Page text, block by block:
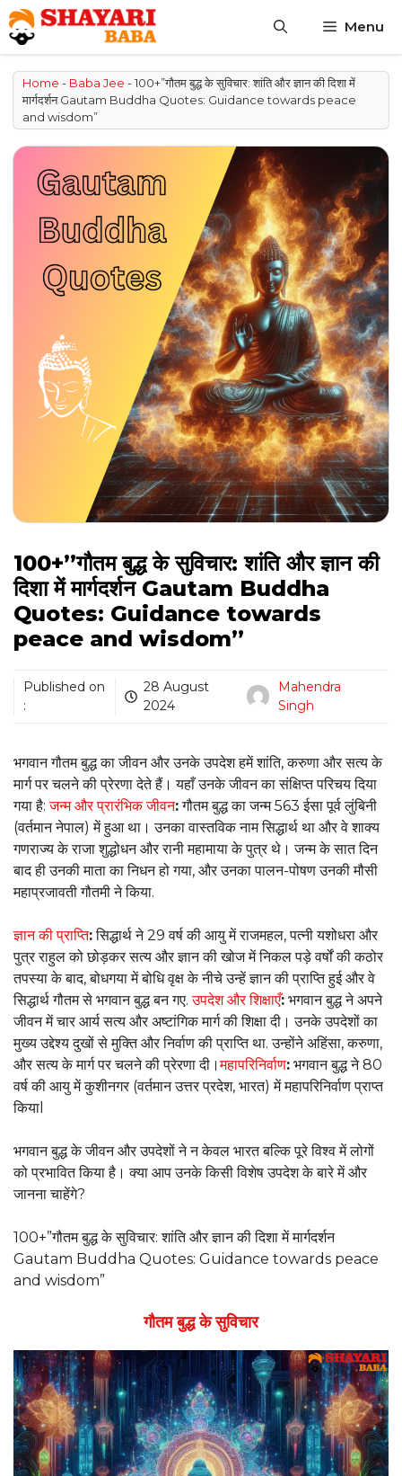
Skip
to
content
Menu
Home - Baba Jee -100+”गौतम बुद्ध के सुविचार: शांति और ज्ञान की दिशा में
मार्गदर्शन Gautam Buddha Quotes: Guidance towards peace
and wisdom”
100+”गौतम बुद्ध के सुविचार: शांति और ज्ञान की
दिशा में मार्गदर्शन Gautam Buddha
Quotes: Guidance towards
peace and wisdom”
Published on
:
28 August
2024
Mahendra
Singh
भगवान गौतम बुद्ध का जीवन और उनके उपदेश हमें शांति, करुणा और सत्य के
मार्ग पर चलने की प्रेरणा देते हैं। यहाँ उनके जीवन का संक्षिप्त परिचय दिया
गया है:जन्म और प्रारंभिक जीवन:गौतम बुद्ध का जन्म 563 ईसा पूर्व लुंबिनी
(वर्तमान नेपाल) में हुआ था। उनका वास्तविक नाम सिद्धार्थ था और वे शाक्य
गणराज्य के राजा शुद्धोधन और रानी महामाया के पुत्र थे। जन्म के सात दिन
बाद ही उनकी माता का निधन हो गया, और उनका पालन-पोषण उनकी मौसी
महाप्रजावती गौतमी ने किया.
ज्ञान की प्राप्ति:सिद्धार्थ ने 29 वर्ष की आयु में राजमहल, पत्नी यशोधरा और
पुत्र राहुल को छोड़कर सत्य और ज्ञान की खोज में निकल पड़े वर्षों की कठोर
तपस्या के बाद, बोधगया में बोधि वृक्ष के नीचे उन्हें ज्ञान की प्राप्ति हुई और वे
सिद्धार्थ गौतम से भगवान बुद्ध बन गए.उपदेश और शिक्षाएँ: भगवान बुद्ध ने अपने
जीवन में चार आर्य सत्य और अष्टांगिक मार्ग की शिक्षा दी। उनके उपदेशों का
मुख्य उद्देश्य दुखों से मुक्ति और निर्वाण की प्राप्ति था. उन्होंने अहिंसा, करुणा,
और सत्य के मार्ग पर चलने की प्रेरणा दी।महापरिनिर्वाण: भगवान बुद्ध ने 80
वर्ष की आयु में कुशीनगर (वर्तमान उत्तर प्रदेश, भारत) में महापरिनिर्वाण प्राप्त
कियाl
भगवान बुद्ध के जीवन और उपदेशों ने न केवल भारत बल्कि पूरे विश्व में लोगों
को प्रभावित किया है। क्या आप उनके किसी विशेष उपदेश के बारे में और
जानना चाहेंगे?
100+”गौतम बुद्ध के सुविचार: शांति और ज्ञान की दिशा में मार्गदर्शन
Gautam Buddha Quotes: Guidance towards peace
and wisdom”
गौतमबुद्ध के सुविचार